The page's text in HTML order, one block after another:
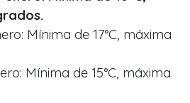
Mínima de 17°C, máxima
Mínima de 15°C, máxima